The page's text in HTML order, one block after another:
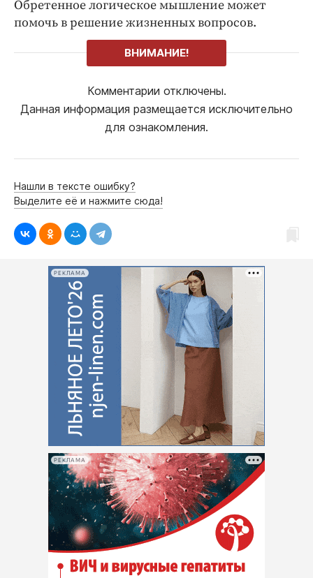
Обретенное логическое мышление может
помочь в решение жизненных вопросов.
ВНИМАНИЕ!
Комментарии отключены.
Данная информация размещается исключительно
для ознакомления.
Нашли в тексте ошибку?
Выделите её и нажмите сюда!
РЕКЛАМА
РЕКЛАМА